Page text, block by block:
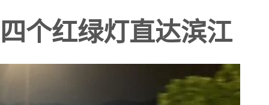
四个红绿灯直达滨江